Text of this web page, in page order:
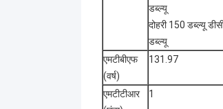
डब्ल्यू
दोहरी 150 डब्ल्यू
डब्ल्यू
एमटीबीएफ
(वर्ष)
131.97
एमटीटीआर
1